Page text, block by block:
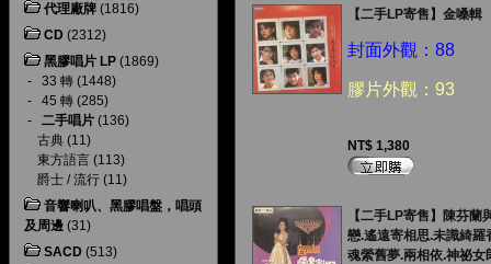
代理廠牌 (1816)
CD (2312)
黑膠唱片 LP (1869)
- 33 轉 (1448)
- 45 轉 (285)
- 二手唱片 (136)
古典 (11)
東方語言 (113)
爵士 / 流行 (11)
音響喇叭、黑膠唱盤，唱頭
及周邊 (31)
SACD (513)
【二手LP寄售】金嗓輯
封面外觀：88
膠片外觀：93
NT$ 1,380
【二手LP寄售】陳芬蘭
戀.遙遠寄相思.未識綺羅
魂縈舊夢.兩相依.神祕女